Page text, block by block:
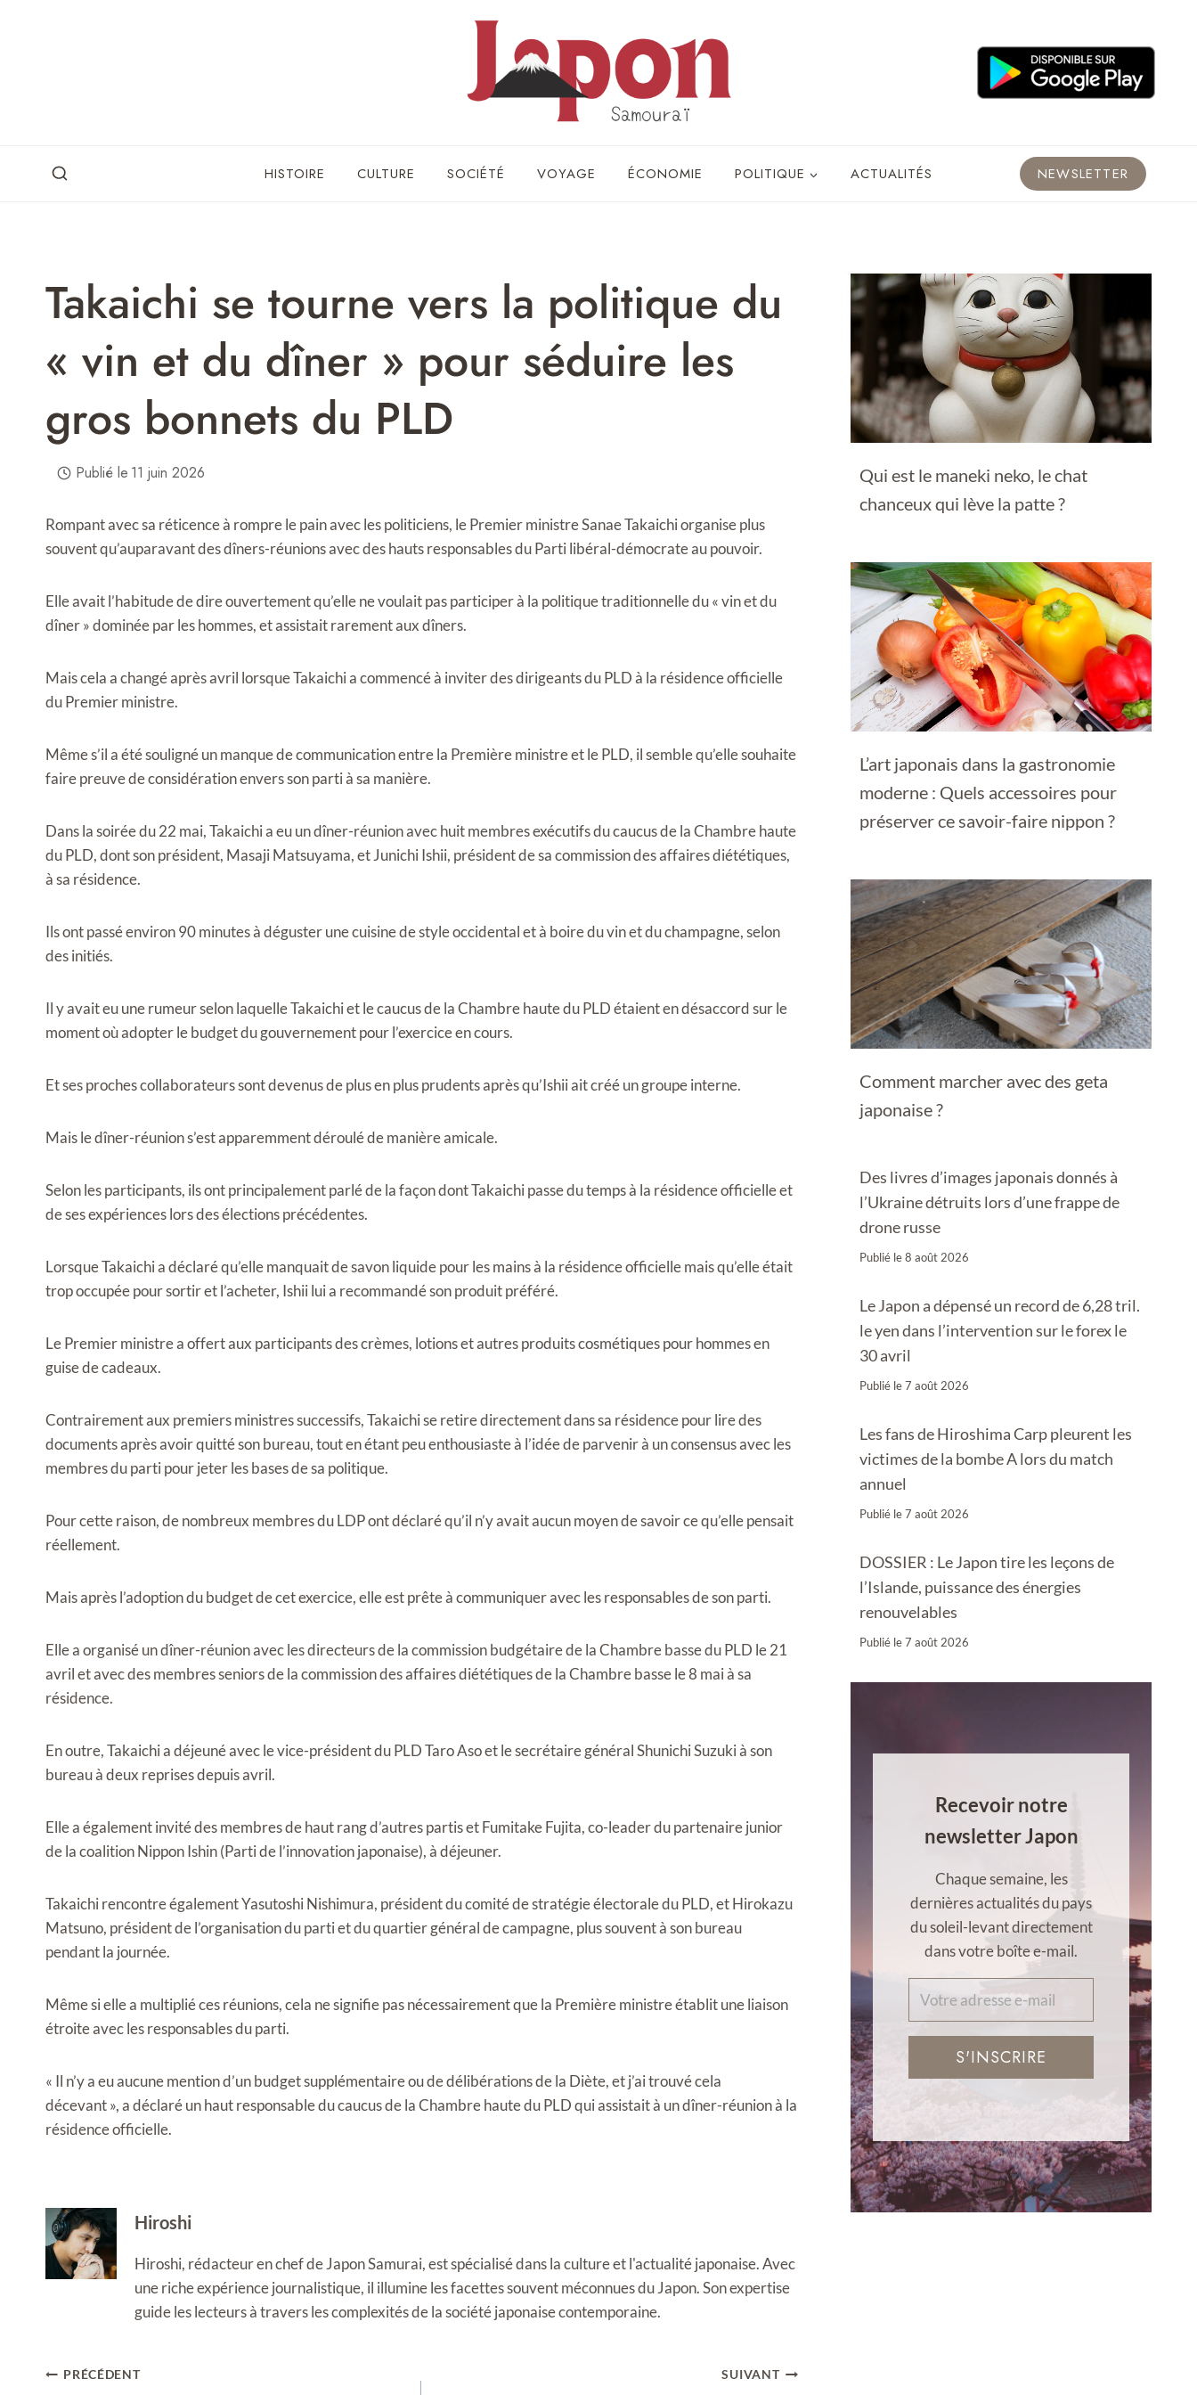
HISTOIRE CULTURE SOCIÉTÉ VOYAGE ÉCONOMIE POLITIQUE ACTUALITÉS NEWSLETTER
Takaichi se tourne vers la politique du
« vin et du dîner » pour séduire les
gros bonnets du PLD
Publié le 11 juin 2026
Rompant avec sa réticence à rompre le pain avec les politiciens, le Premier ministre Sanae Takaichi organise plus
souvent qu’auparavant des dîners-réunions avec des hauts responsables du Parti libéral-démocrate au pouvoir.
Elle avait l’habitude de dire ouvertement qu’elle ne voulait pas participer à la politique traditionnelle du « vin et du
dîner » dominée par les hommes, et assistait rarement aux dîners.
Mais cela a changé après avril lorsque Takaichi a commencé à inviter des dirigeants du PLD à la résidence officielle
du Premier ministre.
Même s’il a été souligné un manque de communication entre la Première ministre et le PLD, il semble qu’elle souhaite
faire preuve de considération envers son parti à sa manière.
Dans la soirée du 22 mai, Takaichi a eu un dîner-réunion avec huit membres exécutifs du caucus de la Chambre haute
du PLD, dont son président, Masaji Matsuyama, et Junichi Ishii, président de sa commission des affaires diététiques,
à sa résidence.
Ils ont passé environ 90 minutes à déguster une cuisine de style occidental et à boire du vin et du champagne, selon
des initiés.
Il y avait eu une rumeur selon laquelle Takaichi et le caucus de la Chambre haute du PLD étaient en désaccord sur le
moment où adopter le budget du gouvernement pour l’exercice en cours.
Et ses proches collaborateurs sont devenus de plus en plus prudents après qu’Ishii ait créé un groupe interne.
Mais le dîner-réunion s’est apparemment déroulé de manière amicale.
Selon les participants, ils ont principalement parlé de la façon dont Takaichi passe du temps à la résidence officielle et
de ses expériences lors des élections précédentes.
Lorsque Takaichi a déclaré qu’elle manquait de savon liquide pour les mains à la résidence officielle mais qu’elle était
trop occupée pour sortir et l’acheter, Ishii lui a recommandé son produit préféré.
Le Premier ministre a offert aux participants des crèmes, lotions et autres produits cosmétiques pour hommes en
guise de cadeaux.
Contrairement aux premiers ministres successifs, Takaichi se retire directement dans sa résidence pour lire des
documents après avoir quitté son bureau, tout en étant peu enthousiaste à l’idée de parvenir à un consensus avec les
membres du parti pour jeter les bases de sa politique.
Pour cette raison, de nombreux membres du LDP ont déclaré qu’il n’y avait aucun moyen de savoir ce qu’elle pensait
réellement.
Mais après l’adoption du budget de cet exercice, elle est prête à communiquer avec les responsables de son parti.
Elle a organisé un dîner-réunion avec les directeurs de la commission budgétaire de la Chambre basse du PLD le 21
avril et avec des membres seniors de la commission des affaires diététiques de la Chambre basse le 8 mai à sa
résidence.
En outre, Takaichi a déjeuné avec le vice-président du PLD Taro Aso et le secrétaire général Shunichi Suzuki à son
bureau à deux reprises depuis avril.
Elle a également invité des membres de haut rang d’autres partis et Fumitake Fujita, co-leader du partenaire junior
de la coalition Nippon Ishin (Parti de l’innovation japonaise), à ​​déjeuner.
Takaichi rencontre également Yasutoshi Nishimura, président du comité de stratégie électorale du PLD, et Hirokazu
Matsuno, président de l’organisation du parti et du quartier général de campagne, plus souvent à son bureau
pendant la journée.
Même si elle a multiplié ces réunions, cela ne signifie pas nécessairement que la Première ministre établit une liaison
étroite avec les responsables du parti.
« Il n’y a eu aucune mention d’un budget supplémentaire ou de délibérations de la Diète, et j’ai trouvé cela
décevant », a déclaré un haut responsable du caucus de la Chambre haute du PLD qui assistait à un dîner-réunion à la
résidence officielle.
Hiroshi
Hiroshi, rédacteur en chef de Japon Samurai, est spécialisé dans la culture et l'actualité japonaise. Avec
une riche expérience journalistique, il illumine les facettes souvent méconnues du Japon. Son expertise
guide les lecteurs à travers les complexités de la société japonaise contemporaine.
Navigation
PRÉCÉDENT SUIVANT
Qui est le maneki neko, le chat
chanceux qui lève la patte ?
L’art japonais dans la gastronomie
moderne : Quels accessoires pour
préserver ce savoir-faire nippon ?
Comment marcher avec des geta
japonaise ?
Des livres d’images japonais donnés à
l’Ukraine détruits lors d’une frappe de
drone russe
Publié le8 août 2026
Le Japon a dépensé un record de 6,28 tril.
le yen dans l’intervention sur le forex le
30 avril
Publié le7 août 2026
Les fans de Hiroshima Carp pleurent les
victimes de la bombe A lors du match
annuel
Publié le7 août 2026
DOSSIER : Le Japon tire les leçons de
l’Islande, puissance des énergies
renouvelables
Publié le7 août 2026
Recevoir notre
newsletter Japon
Chaque semaine, les
dernières actualités du pays
du soleil-levant directement
dans votre boîte e-mail.
S'INSCRIRE